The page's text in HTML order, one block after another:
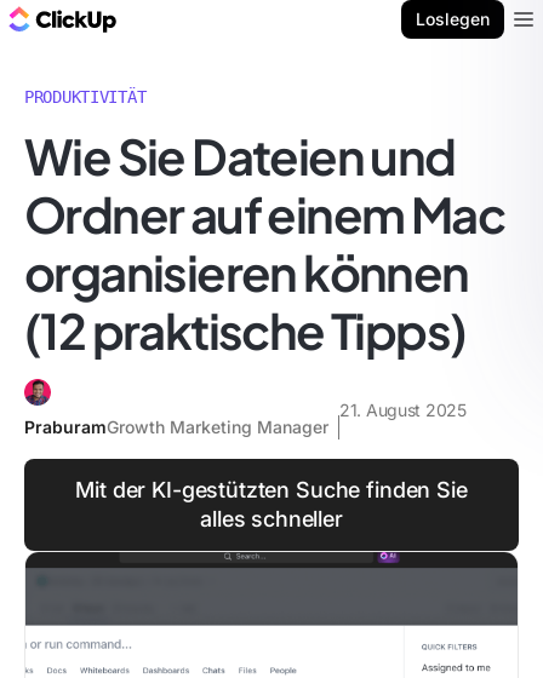
Loslegen
PRODUKTIVITÄT
Wie Sie Dateien und
Ordner auf einem Mac
organisieren können
(12 praktische Tipps)
PraburamGrowth Marketing Manager
21. August 2025
Mit der KI-gestützten Suche finden Sie
alles schneller